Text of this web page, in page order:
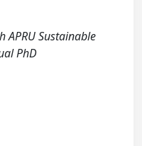
APRU Sustainable
PhD